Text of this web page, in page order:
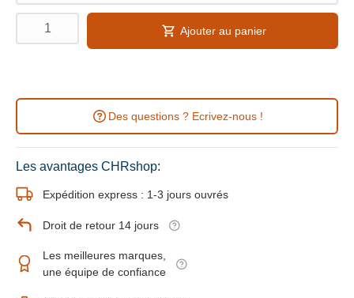
Ajouter au panier
Des questions ? Ecrivez-nous !
Les avantages CHRshop:
Expédition express : 1-3 jours ouvrés
Droit de retour 14 jours
Les meilleures marques,
une équipe de confiance